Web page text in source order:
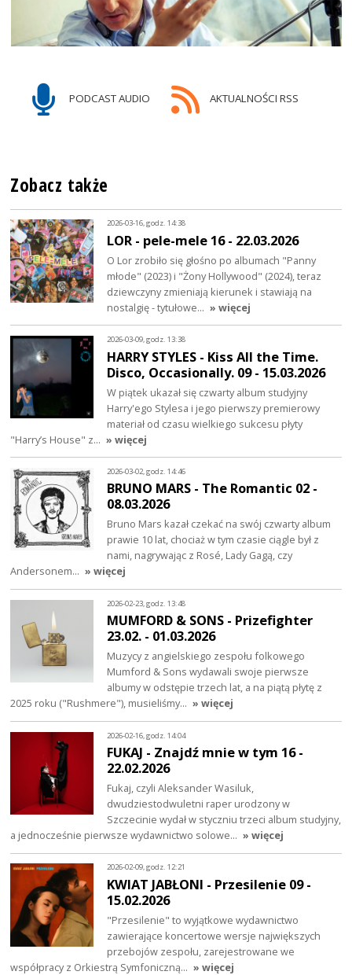
PODCAST AUDIO AKTUALNOŚCI RSS
Zobacz także
2026-03-16, godz. 14:38
LOR - pele-mele 16 - 22.03.2026
O Lor zrobiło się głośno po albumach "Panny
młode" (2023) i "Żony Hollywood" (2024), teraz
dziewczyny zmieniają kierunek i stawiają na
nostalgię - tytułowe… » więcej
2026-03-09, godz. 13:38
HARRY STYLES - Kiss All the Time.
Disco, Occasionally. 09 - 15.03.2026
W piątek ukazał się czwarty album studyjny
Harry'ego Stylesa i jego pierwszy premierowy
materiał od czasu wielkiego sukcesu płyty
"Harry’s House" z… » więcej
2026-03-02, godz. 14:46
BRUNO MARS - The Romantic 02 -
08.03.2026
Bruno Mars kazał czekać na swój czwarty album
prawie 10 lat, chociaż w tym czasie ciągle był z
nami, nagrywając z Rosé, Lady Gagą, czy
Andersonem… » więcej
2026-02-23, godz. 13:48
MUMFORD & SONS - Prizefighter
23.02. - 01.03.2026
Muzycy z angielskiego zespołu folkowego
Mumford & Sons wydawali swoje pierwsze
albumy w odstępie trzech lat, a na piątą płytę z
2025 roku ("Rushmere"), musieliśmy… » więcej
2026-02-16, godz. 14:04
FUKAJ - Znajdź mnie w tym 16 -
22.02.2026
Fukaj, czyli Aleksander Wasiluk,
dwudziestodwuletni raper urodzony w
Szczecinie wydał w styczniu trzeci album studyjny,
a jednocześnie pierwsze wydawnictwo solowe… » więcej
2026-02-09, godz. 12:21
KWIAT JABŁONI - Przesilenie 09 -
15.02.2026
"Przesilenie" to wyjątkowe wydawnictwo
zawierające koncertowe wersje największych
przebojów zespołu, zarejestrowane we
współpracy z Orkiestrą Symfoniczną… » więcej